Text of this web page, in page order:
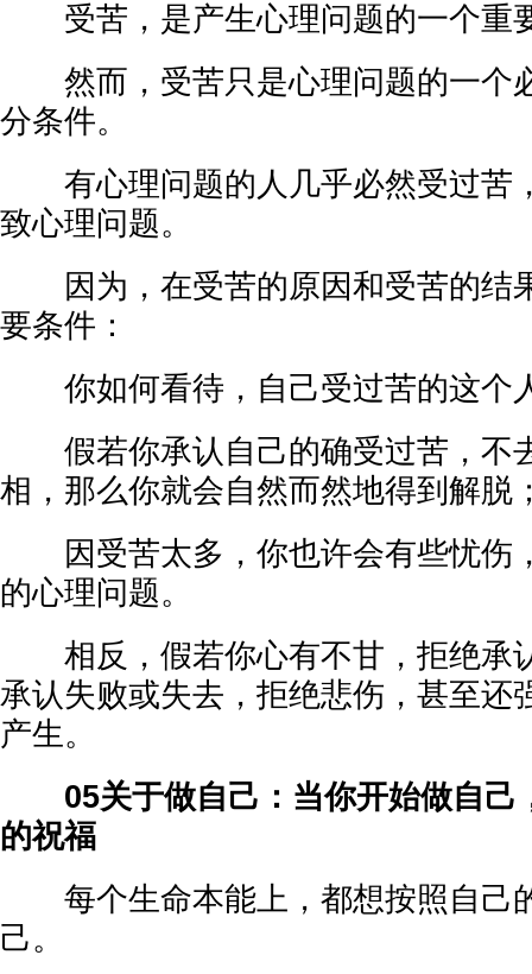
受苦，是产生心理问题的一个重
然而，受苦只是心理问题的一个
分条件。
有心理问题的人几乎必然受过苦
致心理问题。
因为，在受苦的原因和受苦的结
要条件：
你如何看待，自己受过苦的这个
假若你承认自己的确受过苦，不
相，那么你就会自然而然地得到解脱
因受苦太多，你也许会有些忧伤
的心理问题。
相反，假若你心有不甘，拒绝承
承认失败或失去，拒绝悲伤，甚至还
产生。
05关于做自己：当你开始做自己
的祝福
每个生命本能上，都想按照自己
己。